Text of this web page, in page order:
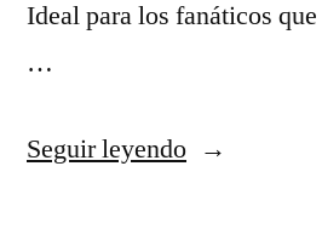
Ideal para los fanáticos
…
Seguir leyendo«camiseta